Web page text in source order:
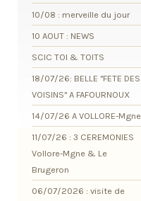
10/08 : merveille du jour
10 AOUT : NEWS
SCIC TOI & TOITS
18/07/26: BELLE "FETE DES
VOISINS" A FAFOURNOUX
14/07/26 A VOLLORE-Mgne
11/07/26 : 3 CEREMONIES
Vollore-Mgne & Le
Brugeron
06/07/2026 : visite de